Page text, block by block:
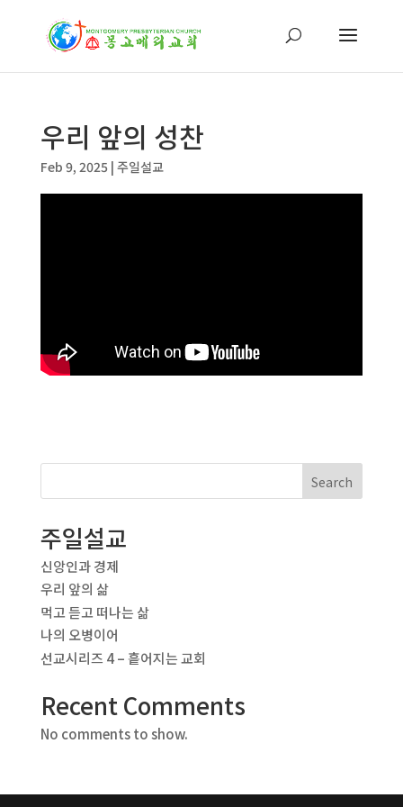
우리 앞의 성찬
Feb 9, 2025| 주일설교
Search
주일설교
신앙인과 경제
우리 앞의 삶
먹고 듣고 떠나는 삶
나의 오병이어
선교시리즈 4 – 흩어지는 교회
Recent Comments
No comments to show.